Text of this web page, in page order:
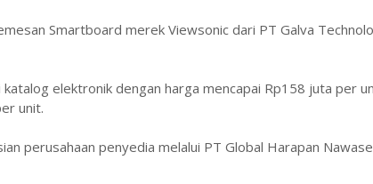
Smartboard merek Viewsonic dari PT Galva
elektronik dengan harga mencapai Rp158 juta per
unit.
perusahaan penyedia melalui PT Global Harapan